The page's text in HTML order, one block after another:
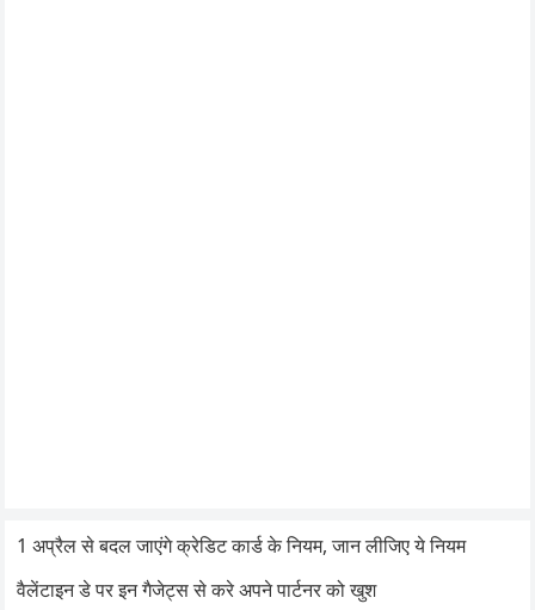
1 अप्रैल से बदल जाएंगे क्रेडिट कार्ड के नियम, जान लीजिए ये नियम
वैलेंटाइन डे पर इन गैजेट्स से करे अपने पार्टनर को खुश